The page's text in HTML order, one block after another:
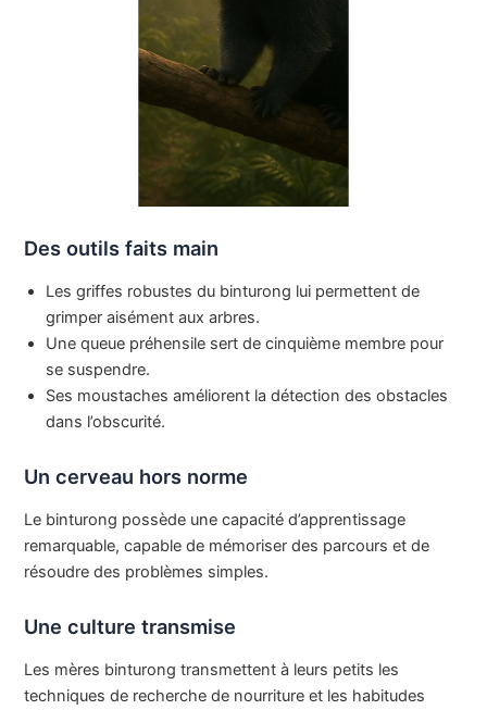
Des outils faits main
Les griffes robustes du binturong lui permettent de
grimper aisément aux arbres.
Une queue préhensile sert de cinquième membre pour
se suspendre.
Ses moustaches améliorent la détection des obstacles
dans l’obscurité.
Un cerveau hors norme
Le binturong possède une capacité d’apprentissage
remarquable, capable de mémoriser des parcours et de
résoudre des problèmes simples.
Une culture transmise
Les mères binturong transmettent à leurs petits les
techniques de recherche de nourriture et les habitudes